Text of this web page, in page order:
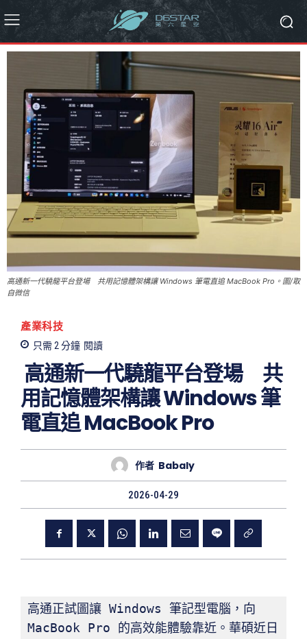
高通新一代驍龍平台登場 共用記憶體架構讓 Windows 筆電直追 MacBook Pro。圖/取
自微信
產業科技
只需 2分鐘 閱讀
高通新一代驍龍平台登場 共
用記憶體架構讓 Windows 筆
電直追 MacBook Pro
作者 Babaly
2026-04-29
高通正試圖讓 Windows 筆記型電腦，向
MacBook Pro 的高效能體驗靠近。華碩近日